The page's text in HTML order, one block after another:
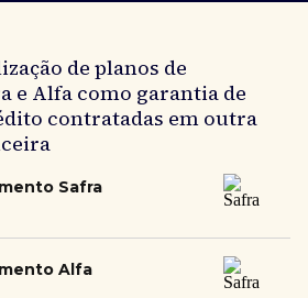
de planos de
e Alfa como garantia de
contratadas em outra
Safra
Alfa